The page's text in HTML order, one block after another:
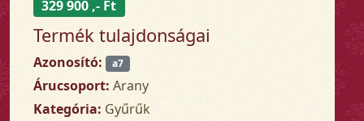
329 900 ,- Ft
Termék tulajdonságai
Azonosító: a7
Árucsoport: Arany
Kategória: Gyűrűk